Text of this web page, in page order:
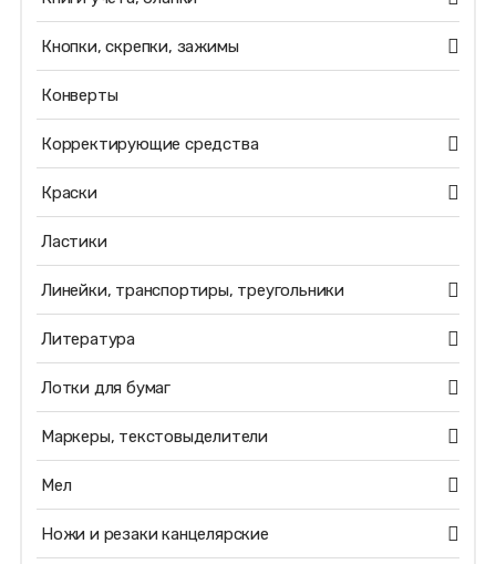
Кнопки, скрепки, зажимы
Конверты
Корректирующие средства
Краски
Ластики
Линейки, транспортиры, треугольники
Литература
Лотки для бумаг
Маркеры, текстовыделители
Мел
Ножи и резаки канцелярские